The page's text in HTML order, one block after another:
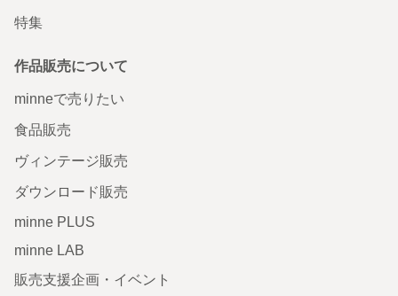
特集
作品販売について
minneで売りたい
食品販売
ヴィンテージ販売
ダウンロード販売
minne PLUS
minne LAB
販売支援企画・イベント